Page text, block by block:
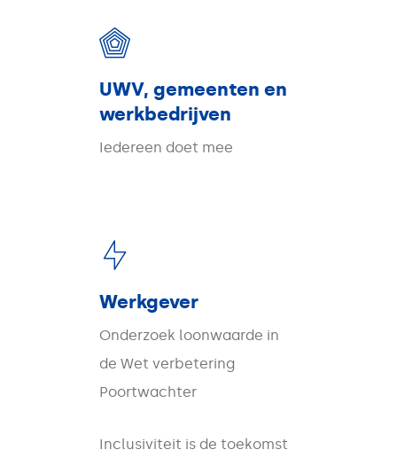
UWV, gemeenten en
werkbedrijven
Iedereen doet mee
Werkgever
Onderzoek loonwaarde in
de Wet verbetering
Poortwachter
Inclusiviteit is de toekomst